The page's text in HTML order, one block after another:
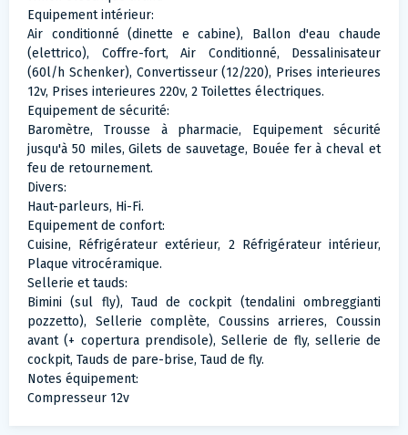
Equipement intérieur:
Air conditionné (dinette e cabine), Ballon d'eau chaude
(elettrico), Coffre-fort, Air Conditionné, Dessalinisateur
(60l/h Schenker), Convertisseur (12/220), Prises interieures
12v, Prises interieures 220v, 2 Toilettes électriques.
Equipement de sécurité:
Baromètre, Trousse à pharmacie, Equipement sécurité
jusqu'à 50 miles, Gilets de sauvetage, Bouée fer à cheval et
feu de retournement.
Divers:
Haut-parleurs, Hi-Fi.
Equipement de confort:
Cuisine, Réfrigérateur extérieur, 2 Réfrigérateur intérieur,
Plaque vitrocéramique.
Sellerie et tauds:
Bimini (sul fly), Taud de cockpit (tendalini ombreggianti
pozzetto), Sellerie complète, Coussins arrieres, Coussin
avant (+ copertura prendisole), Sellerie de fly, sellerie de
cockpit, Tauds de pare-brise, Taud de fly.
Notes équipement:
Compresseur 12v